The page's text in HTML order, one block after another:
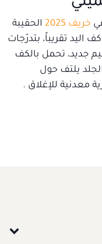
خريف 2025
الحقيبة
اليد تقريباً، بتدرّجات
جديد، تحمل بالكف
يلتف حول
معدنية للإغلاق .